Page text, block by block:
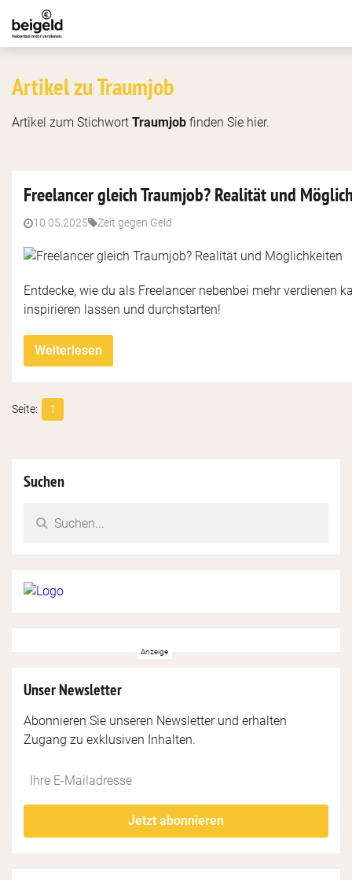
Artikel zu Traumjob
Artikel zum Stichwort Traumjob finden Sie hier.
Freelancer gleich Traumjob? Realität und
10.05.2025 Zeit gegen Geld
Entdecke, wie du als Freelancer nebenbei mehr verdienen
inspirieren lassen und durchstarten!
Weiterlesen
1
Suchen
Unser Newsletter
Abonnieren Sie unseren Newsletter und erhalten
Zugang zu exklusiven Inhalten.
Do
*Ihre
Jetzt abonnieren